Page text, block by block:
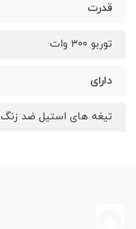
قدرت
توربو ۳۰۰ وات
دارای
تیغه های استیل ضد زنگ